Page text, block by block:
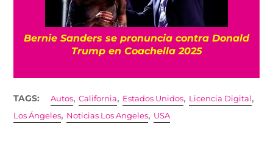
Bernie Sanders se pronuncia contra Donald
Trump en Coachella 2025
TAGS: Autos,California, Estados Unidos, Licencia Digital ,
Los Ángeles, Noticias Los Angeles, USA